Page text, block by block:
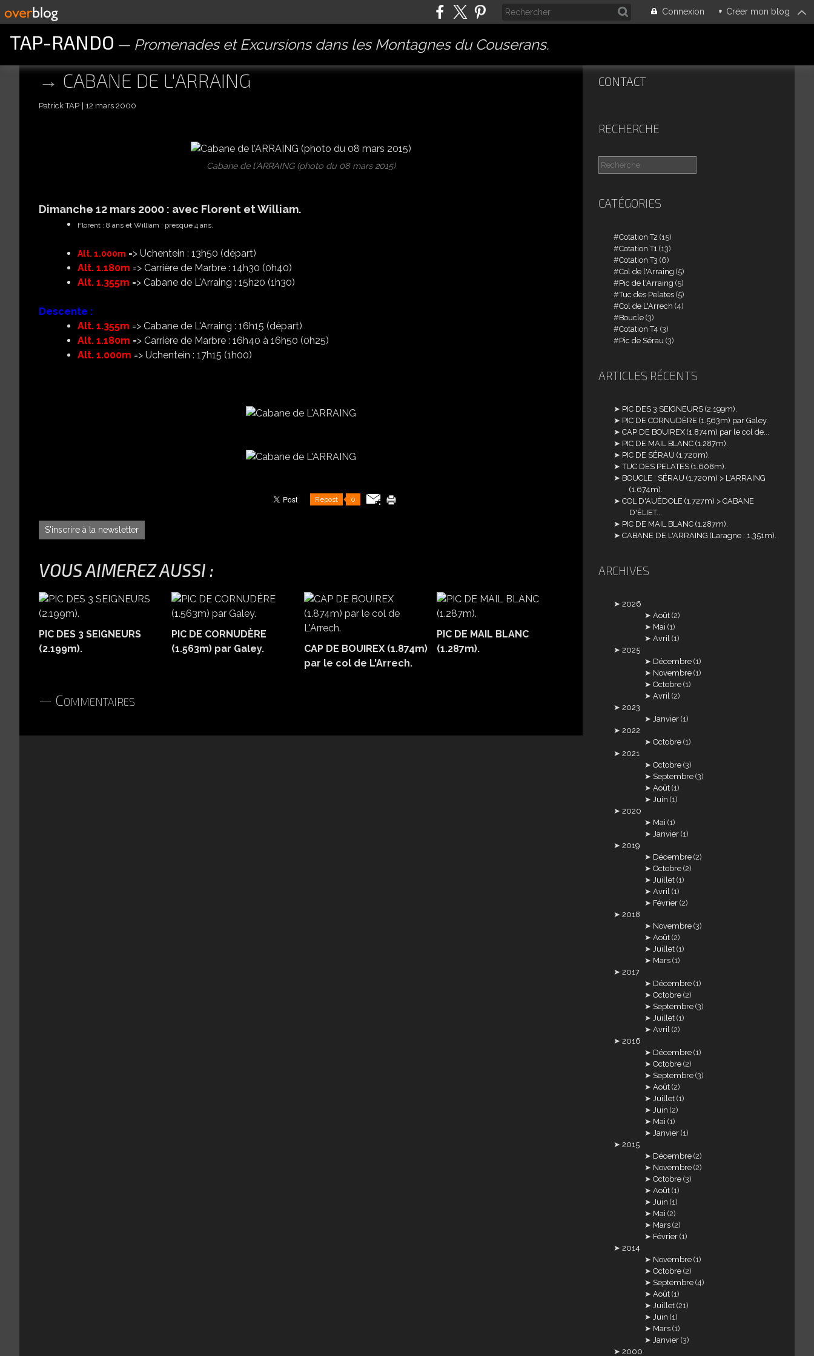
Connexion + Créer mon blog
TAP-RANDO Promenades et Excursions dans les Montagnes du Couserans.
CABANE DE L'ARRAING
Patrick TAP 12 mars 2000
Cabane de l'ARRAING (photo du 08 mars 2015)
Dimanche 12 mars 2000 : avec Florent et William.
Florent : 8 ans et William : presque 4 ans.
Alt. 1.000m => Uchentein : 13h50 (départ)
Alt. 1.180m => Carrière de Marbre : 14h30 (0h40)
Alt. 1.355m => Cabane de L'Arraing : 15h20 (1h30)
Descente :
Alt. 1.355m => Cabane de L'Arraing : 16h15 (départ)
Alt. 1.180m => Carrière de Marbre : 16h40 à 16h50 (0h25)
Alt. 1.000m => Uchentein : 17h15 (1h00)
Repost 0
S'inscrire à la newsletter
VOUS AIMEREZ AUSSI :
PIC DES 3 SEIGNEURS
(2.199m).
PIC DE CORNUDÈRE
(1.563m) par Galey.
CAP DE BOUIREX (1.874m)
par le col de L'Arrech.
PIC DE MAIL BLANC
(1.287m).
Commentaires
CONTACT
RECHERCHE
CATÉGORIES
Cotation T2 (15)
Cotation T1 (13)
Cotation T3 (6)
Col de l'Arraing (5)
Pic de l'Arraing (5)
Tuc des Pelates (5)
Col de L'Arrech (4)
Boucle (3)
Cotation T4 (3)
Pic de Sérau (3)
ARTICLES RÉCENTS
PIC DES 3 SEIGNEURS (2.199m).
PIC DE CORNUDÈRE (1.563m) par Galey.
CAP DE BOUIREX (1.874m) par le col de...
PIC DE MAIL BLANC (1.287m).
PIC DE SÉRAU (1.720m).
TUC DES PELATES (1.608m).
BOUCLE : SÉRAU (1.720m) > L'ARRAING
(1.674m).
COL D'AUÉDOLE (1.727m) > CABANE
D'ÉLIET...
PIC DE MAIL BLANC (1.287m).
CABANE DE L'ARRAING (Laragne : 1.351m).
ARCHIVES
2026
Août (2)
Mai (1)
Avril (1)
2025
Décembre (1)
Novembre (1)
Octobre (1)
Avril (2)
2023
Janvier (1)
2022
Octobre (1)
2021
Octobre (3)
Septembre (3)
Août (1)
Juin (1)
2020
Mai (1)
Janvier (1)
2019
Décembre (2)
Octobre (2)
Juillet (1)
Avril (1)
Février (2)
2018
Novembre (3)
Août (2)
Juillet (1)
Mars (1)
2017
Décembre (1)
Octobre (2)
Septembre (3)
Juillet (1)
Avril (2)
2016
Décembre (1)
Octobre (2)
Septembre (3)
Août (2)
Juillet (1)
Juin (2)
Mai (1)
Janvier (1)
2015
Décembre (2)
Novembre (2)
Octobre (3)
Août (1)
Juin (1)
Mai (2)
Mars (2)
Février (1)
2014
Novembre (1)
Octobre (2)
Septembre (4)
Août (1)
Juillet (21)
Juin (1)
Mars (1)
Janvier (3)
2000